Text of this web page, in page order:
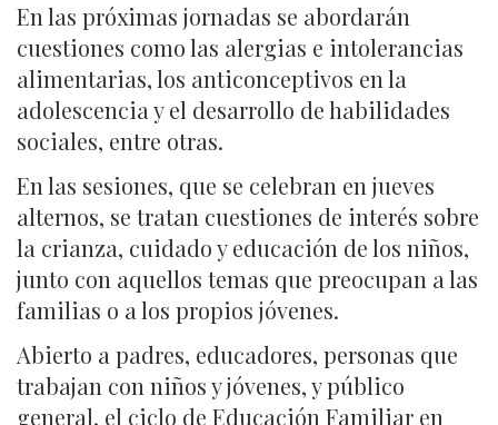
En las próximas jornadas se abordarán
cuestiones como las alergias e intolerancias
alimentarias, los anticonceptivos en la
adolescencia y el desarrollo de habilidades
sociales, entre otras.
En las sesiones, que se celebran en jueves
alternos, se tratan cuestiones de interés sobre
la crianza, cuidado y educación de los niños,
junto con aquellos temas que preocupan a las
familias o a los propios jóvenes.
Abierto a padres, educadores, personas que
trabajan con niños y jóvenes, y público
general, el ciclo de Educación Familiar en